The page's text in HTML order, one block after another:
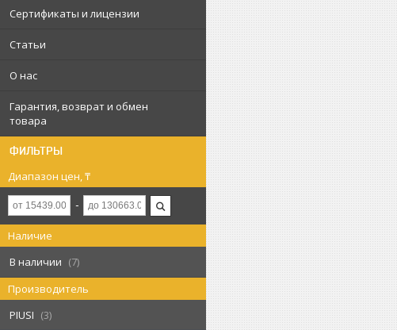
Сертификаты и лицензии
Статьи
О нас
Гарантия, возврат и обмен
товара
ФИЛЬТРЫ
Диапазон цен, ₸
Наличие
В наличии
7
Производитель
PIUSI
3